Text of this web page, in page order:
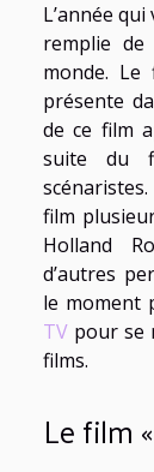
L’année
remplie de
monde. Le
présente
de ce film
suite du
film
Holland
d’autres
le moment
TV pour se
films.
Le film